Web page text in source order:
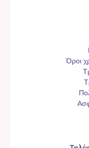
Όροι